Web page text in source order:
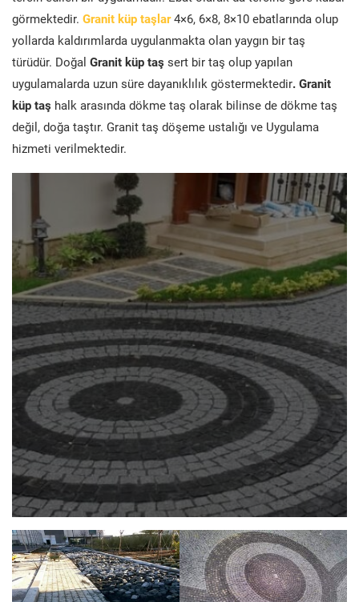
görmektedir. Granit küp taşlar 4×6, 6×8, 8×10 ebatlarında olup
yollarda kaldırımlarda uygulanmakta olan yaygın bir taş
türüdür. Doğal Granit küp taş sert bir taş olup yapılan
uygulamalarda uzun süre dayanıklılık göstermektedir. Granit
küp taş halk arasında dökme taş olarak bilinse de dökme taş
değil, doğa taştır. Granit taş döşeme ustalığı ve Uygulama
hizmeti verilmektedir.